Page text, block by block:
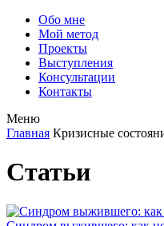
Обо мне
Мой метод
Проекты
Выступления
Консультации
Контакты
Меню
Главная Кризисные
Статьи